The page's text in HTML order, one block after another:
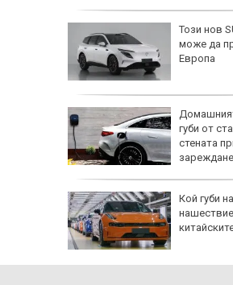
Този нов
може да
Европа
губи от
стената
зареждане
Кой губи